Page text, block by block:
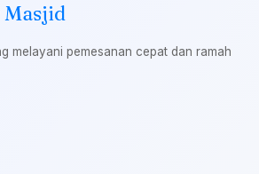
melayani pemesanan cepat dan ramah